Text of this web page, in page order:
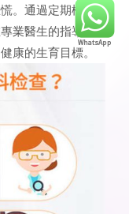
。通過定期檢
業醫生的指導下
康的生育目標。